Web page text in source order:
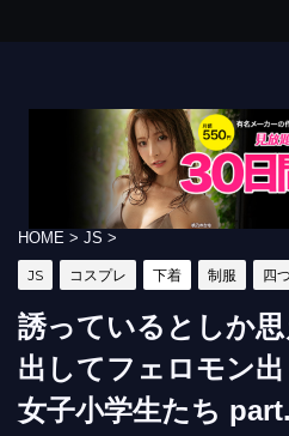
HOME > JS >
JS コスプレ 下着 制服 四
誘っているとしか
出してフェロモン
女子小学生たち